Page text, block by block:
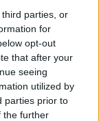
parties, or
for
opt-out
that after your
seeing
utilized by
parties prior to
the further